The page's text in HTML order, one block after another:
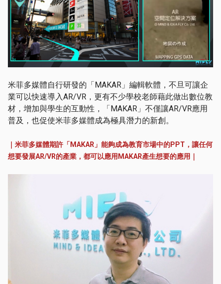
米菲多媒體自行研發的「MAKAR」編輯軟體，不旦可讓企
業可以快速導入AR/VR，更有不少學校老師藉此做出數位教
材，增加與學生的互動性，「MAKAR」不僅讓AR/VR應用
普及，也促使米菲多媒體成為極具潛力的新創。
｜米菲多媒體期許「MAKAR」能夠成為教育市場中的PPT，讓任何
想要發展AR/VR的產業，都可以應用MAKAR產生想要的應用｜